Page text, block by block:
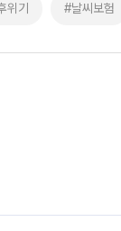
위기 #날씨보험